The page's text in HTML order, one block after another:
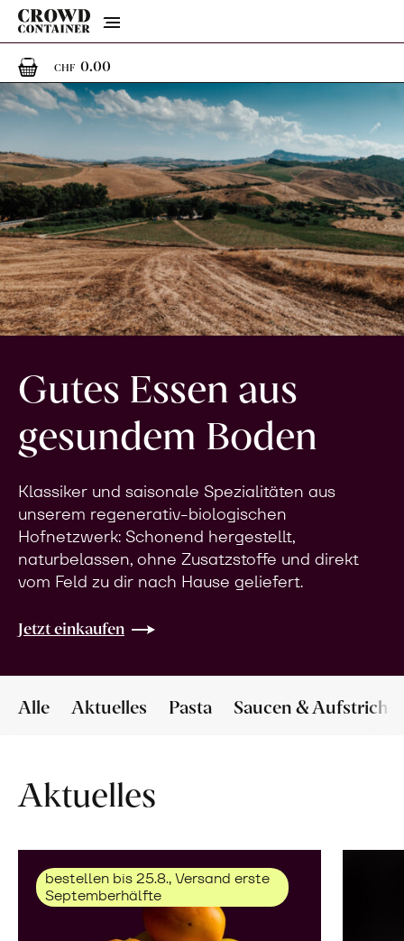
Menu
CHF 0.000 Artikel im Warenkorb
Gutes Essen aus
gesundem Boden
Klassiker und saisonale Spezialitäten aus
unserem regenerativ-biologischen
Hofnetzwerk: Schonend hergestellt,
naturbelassen, ohne Zusatzstoffe und direkt
vom Feld zu dir nach Hause geliefert.
Jetzt einkaufen
Alle Aktuelles Pasta Saucen & Aufstriche
Aktuelles
bestellen bis 25.8., Versand erste
Septemberhälfte